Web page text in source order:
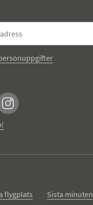
Instagram
flygplats
Sista minuten